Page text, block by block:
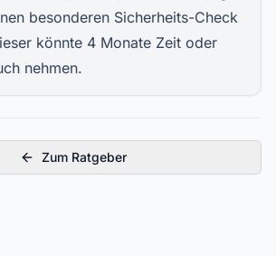
besonderen Sicherheits-Check
könnte 4 Monate Zeit oder
nehmen.
Zum Ratgeber